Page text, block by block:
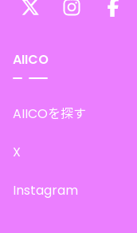
AIICO
AIICOを探す
X
Instagram